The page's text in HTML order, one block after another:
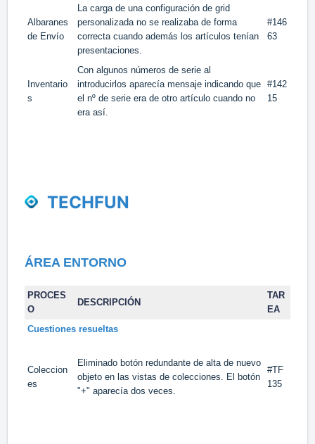
Albaranes
de Envío
La carga de una configuración de grid
personalizada no se realizaba de forma
correcta cuando además los artículos tenían
presentaciones.
#146
63
Inventario
s
Con algunos números de serie al
introducirlos aparecía mensaje indicando que
el nº de serie era de otro artículo cuando no
era así.
#142
15
TECHFUN
ÁREA ENTORNO
PROCES
O
DESCRIPCIÓN
TAR
EA
Cuestiones resueltas
Coleccion
es
Eliminado botón redundante de alta de nuevo
objeto en las vistas de colecciones. El botón
"+" aparecía dos veces.
#TF
135